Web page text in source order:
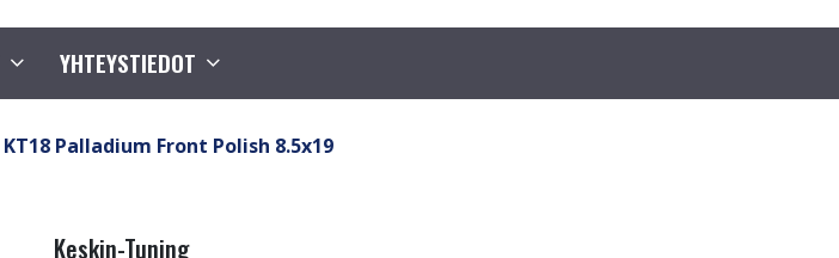
YHTEYSTIEDOT
KT18 Palladium Front Polish 8.5x19
Keskin-Tuning